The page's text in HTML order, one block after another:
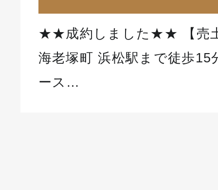
★★成約しました★★ 【売
海老塚町 浜松駅まで徒歩
ース…